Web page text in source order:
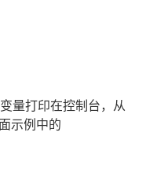
量打印在控制台，从
示例中的